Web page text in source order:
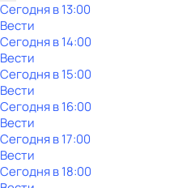
Сегодня в 13:00
Вести
Сегодня в 14:00
Вести
Сегодня в 15:00
Вести
Сегодня в 16:00
Вести
Сегодня в 17:00
Вести
Сегодня в 18:00